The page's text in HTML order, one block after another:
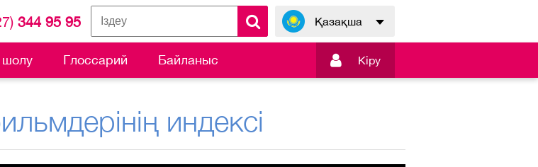
344 95 95 Қазақша
шолу Глоссарий Байланыс  Кiру
индексі